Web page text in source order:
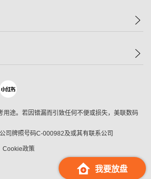
我要放盘
用途。若因错漏而引致任何不便或损失，美联数码
司牌照号码C-000982及或其有联系公司
Cookie政策